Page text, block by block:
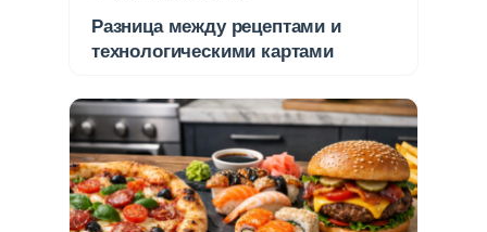
Разница между рецептами и
технологическими картами